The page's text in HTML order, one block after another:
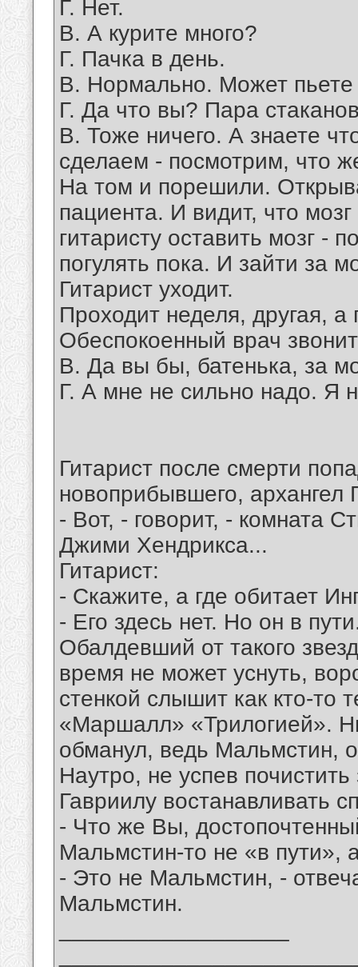
Г. Нет.
В. А курите много?
Г. Пачка в день.
В. Нормально. Может
Г. Да что вы? Пара
В. Тоже ничего. А знаете
сделаем - посмотрим, что
На том и порешили.
пациента. И видит, что
гитаристу оставить мозг -
погулять пока. И зайти за
Гитарист уходит.
Проходит неделя, другая,
Обеспокоенный врач
В. Да вы бы, батенька, за
Г. А мне не сильно надо. Я
Гитарист после смерти
новоприбывшего, архангел
- Вот, - говорит, - комната
Джими Хендрикса...
Гитарист:
- Скажите, а где обитает
- Его здесь нет. Но он в
Обалдевший от такого
время не может уснуть,
стенкой слышит как кто-то
«Маршалл» «Трилогией».
обманул, ведь Мальмстин,
Наутро, не успев
Гавриилу востанавливать
- Что же Вы,
Мальмстин-то не «в пути»,
- Это не Мальмстин, -
Мальмстин.